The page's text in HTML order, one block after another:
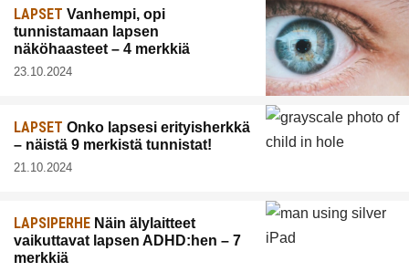
LAPSET Vanhempi, opi
tunnistamaan lapsen
näköhaasteet – 4 merkkiä
23.10.2024
LAPSET Onko lapsesi erityisherkkä
– näistä 9 merkistä tunnistat!
21.10.2024
LAPSIPERHE Näin älylaitteet
vaikuttavat lapsen ADHD:hen – 7
merkkiä